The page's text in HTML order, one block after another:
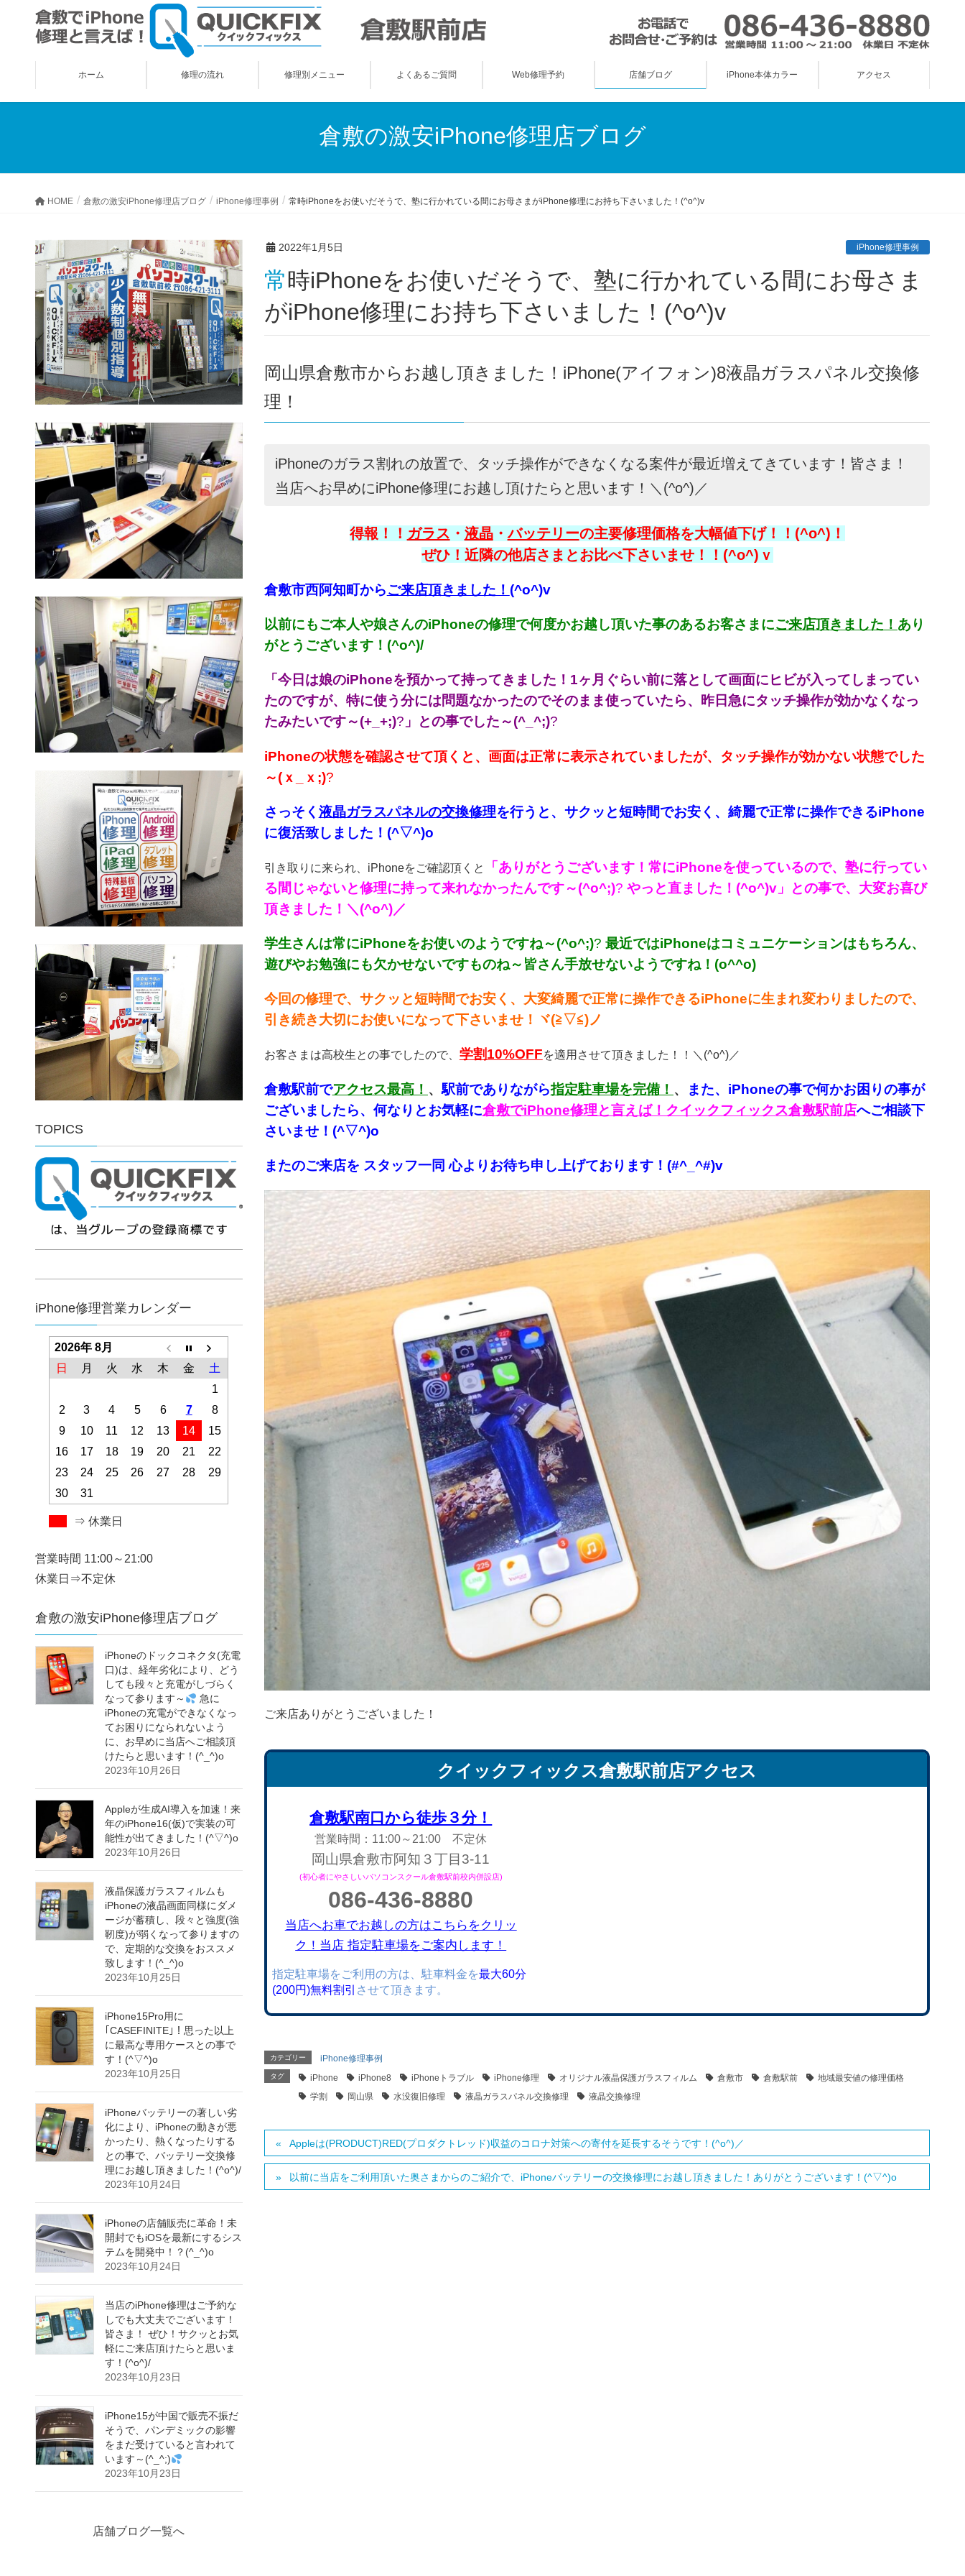
ホーム 修理の流れ 修理別メニュー よくあるご質問 Web修理予約 店舗ブログ iPhone本体カラー アクセス
倉敷の激安iPhone修理店ブログ
HOME 倉敷の激安iPhone修理店ブログ iPhone修理事例 常時iPhoneをお使いだそうで、塾に行かれている間にお母さまがiPhone修理にお持ち下さいました！(^o^)v
2022年1月5日 iPhone修理事例
常時iPhoneをお使いだそうで、塾に行かれている間にお母さま
がiPhone修理にお持ち下さいました！(^o^)v
岡山県倉敷市からお越し頂きました！iPhone(アイフォン)8液晶ガラスパネル交換修
理！
iPhoneのガラス割れの放置で、タッチ操作ができなくなる案件が最近増えてきています！皆さま！
当店へお早めにiPhone修理にお越し頂けたらと思います！＼(^o^)／
得報！！ ガラス ・ 液晶・バッテリーの主要修理価格を大幅値下げ！！(^o^)！
ぜひ！近隣の他店さまとお比べ下さいませ！！(^o^)ｖ
倉敷市西阿知町からご来店頂きました ！ (^o^)v
以前にもご本人や娘さんのiPhoneの修理で何度かお越し頂いた事のあるお客さまにご来店頂きました！ あり
がとうございます！(^o^)/
「今日は娘のiPhoneを預かって持ってきました！1ヶ月ぐらい前に落として画面にヒビが入ってしまってい
たのですが、特に使う分には問題なかったのでそのまま使っていたら、昨日急にタッチ操作が効かなくなっ
たみたいです～(+_+;)? 」との事でした～(^_^;)?
iPhoneの状態を確認させて頂くと、画面は正常に表示されていましたが、
タッチ操作が効かない状態でした
～(ｘ_ｘ;)?
さっそく 液晶ガラスパネルの交換修理を行うと、サクッと短時間でお安く、綺麗で正常に操作できるiPhone
に復活致しました！(^▽^)o
引き取りに来られ、iPhoneをご確認頂くと
「ありがとうございます！常にiPhoneを使っているので、塾に行ってい
る間じゃないと修理に持って来れなかったんです～(^o^;)? やっと直ました！(^o^)v」との事で、大変お喜び
頂きました！＼(^o^)／
学生さんは常にiPhoneをお使いのようですね～(^o^;)? 最近ではiPhoneはコミュニケーションはもちろん、
遊びやお勉強にも欠かせないですものね～皆さん手放せないようですね！(o^^o)
今回の修理で、サクッと短時間でお安く、大変綺麗で正常に操作できるiPhoneに生まれ変わりましたので、
引き続き大切にお使いになって下さいませ！ヾ(≧▽≦)ノ
お客さまは高校生との事でしたので、 学割10%OFFを適用させて頂きました！！＼(^o^)／
倉敷駅前でアクセス最高！ 、駅前でありながら指定駐車場を完備！ 、
また、iPhoneの事で何かお困りの事が
ございましたら、何なりとお気軽に倉敷でiPhone修理と言えば！クイックフィックス倉敷駅前店へご相談下
さいませ！(^▽^)o
またのご来店を スタッフ一同 心よりお待ち申し上げております！(#^_^#)v
ご来店ありがとうございました！
クイックフィックス倉敷駅前店アクセス
倉敷駅南口から徒歩３分！
営業時間：11:00～21:00 不定休
岡山県倉敷市阿知３丁目3-11
(初心者にやさしいパソコンスクール倉敷駅前校内併設店)
086-436-8880
当店へお車でお越しの方はこちらをクリッ
ク！当店 指定駐車場をご案内します！
指定駐車場をご利用の方は、駐車料金を最大60分
(200円)無料割引 させて頂きます。
カテゴリー iPhone修理事例
タグ iPhone iPhone8 iPhoneトラブル iPhone修理 オリジナル液晶保護ガラスフィルム 倉敷市 倉敷駅前
地域最安値の修理価格
学割
岡山県 水没復旧修理 液晶ガラスパネル交換修理 液晶交換修理
Appleは(PRODUCT)RED(プロダクトレッド)収益のコロナ対策への寄付を延長するそうです！(^o^)／
以前に当店をご利用頂いた奥さまからのご紹介で、iPhoneバッテリーの交換修理にお越し頂きました！ありがとうございます！(^▽^)o
TOPICS
iPhone修理営業カレンダー
2026年 8月
日
月 火 水 木 金
土
1
2
3 4 5 6 7
8
9
10 11 12 13 14
15
16
17 18 19 20 21
22
23
24 25 26 27 28
29
30
31
⇒ 休業日
営業時間 11:00～21:00
休業日⇒不定休
倉敷の激安iPhone修理店ブログ
iPhoneのドックコネクタ(充電
口)は、経年劣化により、どう
しても段々と充電がしづらく
なって参ります～
急に
iPhoneの充電ができなくなっ
てお困りになられないよう
に、お早めに当店へご相談頂
けたらと思います！(^_^)o
2023年10月26日
Appleが生成AI導入を加速！来
年のiPhone16(仮)で実装の可
能性が出てきました！(^▽^)o
2023年10月26日
液晶保護ガラスフィルムも
iPhoneの液晶画面同様にダメ
ージが蓄積し、段々と強度(強
靭度)が弱くなって参りますの
で、定期的な交換をおススメ
致します！(^_^)o
2023年10月25日
iPhone15Pro用に
｢CASEFINITE｣！思った以上
に最高な専用ケースとの事で
す！(^▽^)o
2023年10月25日
iPhoneバッテリーの著しい劣
化により、iPhoneの動きが悪
かったり、熱くなったりする
との事で、バッテリー交換修
理にお越し頂きました！(^o^)/
2023年10月24日
iPhoneの店舗販売に革命！未
開封でもiOSを最新にするシス
テムを開発中！？(^_^)o
2023年10月24日
当店のiPhone修理はご予約な
しでも大丈夫でございます！
皆さま！ ぜひ！サクッとお気
軽にご来店頂けたらと思いま
す！(^o^)/
2023年10月23日
iPhone15が中国で販売不振だ
そうで、パンデミックの影響
をまだ受けていると言われて
います～(^_^;)
2023年10月23日
店舗ブログ一覧へ